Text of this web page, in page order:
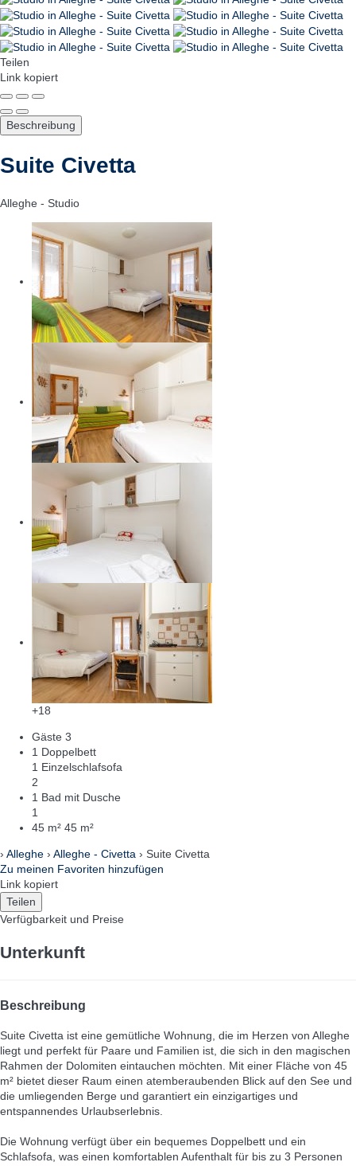
Teilen
Link kopiert
Beschreibung
Suite Civetta
Alleghe - Studio
+18
Gäste 3
1 Doppelbett
1 Einzelschlafsofa
2
1 Bad mit Dusche
1
45 m² 45 m²
› Alleghe › Alleghe - Civetta › Suite Civetta
Zu meinen Favoriten hinzufügen
Link kopiert
Teilen
Verfügbarkeit und Preise
Unterkunft
Beschreibung
Suite Civetta ist eine gemütliche Wohnung, die im Herzen von Alleghe
liegt und perfekt für Paare und Familien ist, die sich in den magischen
Rahmen der Dolomiten eintauchen möchten. Mit einer Fläche von 45
m² bietet dieser Raum einen atemberaubenden Blick auf den See und
die umliegenden Berge und garantiert ein einzigartiges und
entspannendes Urlaubserlebnis.
Die Wohnung verfügt über ein bequemes Doppelbett und ein
Schlafsofa, was einen komfortablen Aufenthalt für bis zu 3 Personen